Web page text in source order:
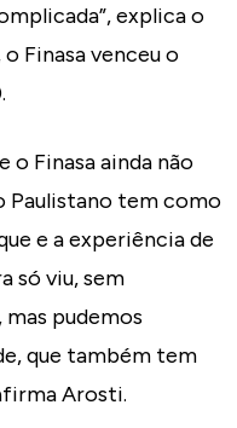
explica o
Finasa venceu o
o Finasa ainda não
Paulistano tem como
e a experiência de
só viu, sem
pudemos
que também tem
Arosti.